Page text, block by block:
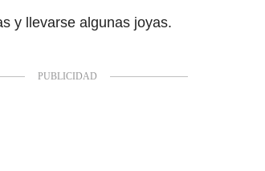
y llevarse algunas joyas.